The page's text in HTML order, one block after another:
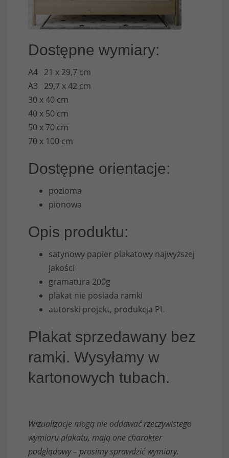
Dostępne wymiary:
A4 21 x 29,7 cm
A3 29,7 x 42 cm
30 x 40 cm
40 x 50 cm
50 x 70 cm
70 x 100 cm
Dostępne orientacje:
pozioma
pionowa
Opis produktu:
satynowy papier plakatowy najwyższej
jakości
gramatura 200g
plakat nie posiada ramki
autorski projekt, produkcja PL
Plakat sprzedawany bez
ramki. Wysyłamy w
kartonowych tubach.
Wizualizacje mogą nie oddawać rzeczywistego
wymiaru plakatu, mają one charakter
podglądowy – prosimy sprawdzić wymiary.